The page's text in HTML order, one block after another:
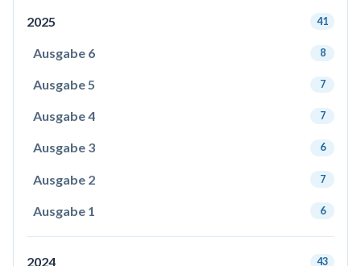
2025 41
Ausgabe 6 8
Ausgabe 5 7
Ausgabe 4 7
Ausgabe 3 6
Ausgabe 2 7
Ausgabe 1 6
2024 43